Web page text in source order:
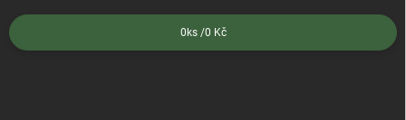
0 ks /0 Kč